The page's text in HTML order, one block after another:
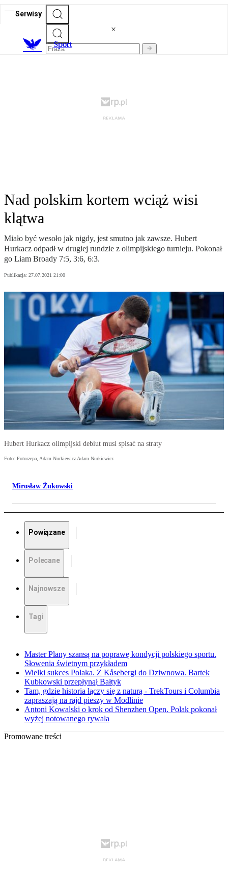
Serwisy
Sport
Nad polskim kortem wciąż wisi
klątwa
Miało być wesoło jak nigdy, jest smutno jak zawsze. Hubert
Hurkacz odpadł w drugiej rundzie z olimpijskiego turnieju. Pokonał
go Liam Broady 7:5, 3:6, 6:3.
Publikacja: 27.07.2021 21:00
Hubert Hurkacz olimpijski debiut musi spisać na straty
Foto: Fotorzepa, Adam Nurkiewicz Adam Nurkiewicz
Mirosław Żukowski
Powiązane
Polecane
Najnowsze
Tagi
Master Plany szansą na poprawę kondycji polskiego sportu.
Słowenia świetnym przykładem
Wielki sukces Polaka. Z Kåsebergi do Dziwnowa. Bartek
Kubkowski przepłynął Bałtyk
Tam, gdzie historia łączy się z naturą - TrekTours i Columbia
zapraszają na rajd pieszy w Modlinie
Antoni Kowalski o krok od Shenzhen Open. Polak pokonał
wyżej notowanego rywala
Promowane treści